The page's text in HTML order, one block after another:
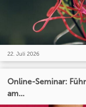
22. Juli 2026
Online-Seminar:
am...